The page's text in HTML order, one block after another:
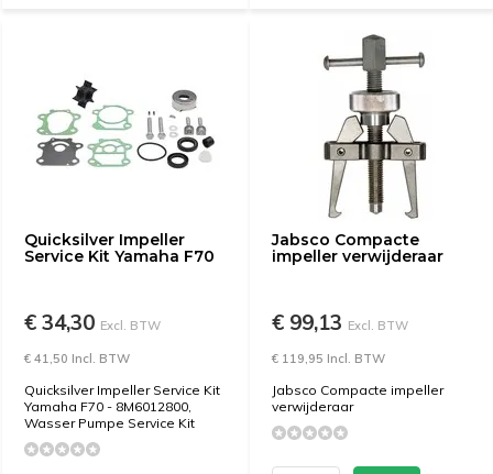
Quicksilver Impeller
Service Kit Yamaha F70
€ 34,30 Excl. BTW
€ 41,50 Incl. BTW
Quicksilver Impeller Service Kit
Yamaha F70 - 8M6012800,
Wasser Pumpe Service Kit
Jabsco Compacte
impeller verwijderaar
€ 99,13 Excl. BTW
€ 119,95 Incl. BTW
Jabsco Compacte impeller
verwijderaar